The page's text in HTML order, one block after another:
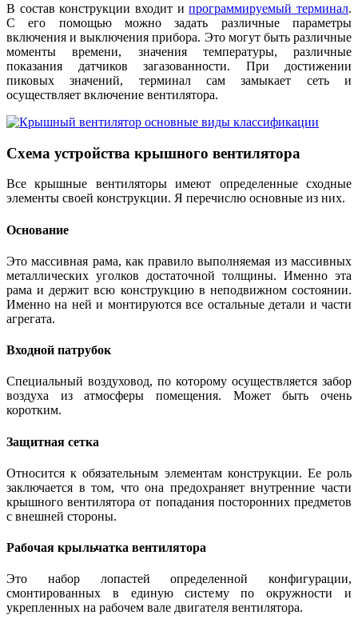
В состав конструкции входит ипрограммируемый терминал.
С его помощью можно задать различные параметры
включения и выключения прибора. Это могут быть различные
моменты времени, значения температуры, различные
показания датчиков загазованности. При достижении
пиковых значений, терминал сам замыкает сеть и
осуществляет включение вентилятора.
Схема устройства крышного вентилятора
Все крышные вентиляторы имеют определенные сходные
элементы своей конструкции. Я перечислю основные из них.
Основание
Это массивная рама, как правило выполняемая из массивных
металлических уголков достаточной толщины. Именно эта
рама и держит всю конструкцию в неподвижном состоянии.
Именно на ней и монтируются все остальные детали и части
агрегата.
Входной патрубок
Специальный воздуховод, по которому осуществляется забор
воздуха из атмосферы помещения. Может быть очень
коротким.
Защитная сетка
Относится к обязательным элементам конструкции. Ее роль
заключается в том, что она предохраняет внутренние части
крышного вентилятора от попадания посторонних предметов
с внешней стороны.
Рабочая крыльчатка вентилятора
Это набор лопастей определенной конфигурации,
смонтированных в единую систему по окружности и
укрепленных на рабочем вале двигателя вентилятора.